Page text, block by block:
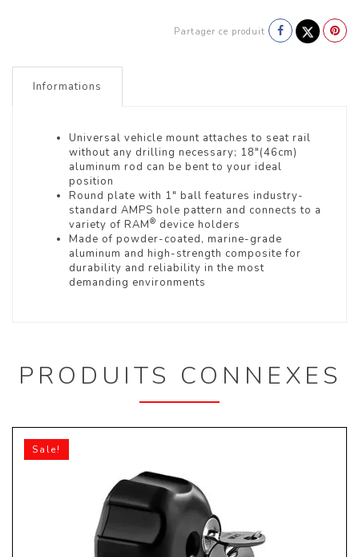
Partager ce produit
Informations
Universal vehicle mount attaches to seat rail
without any drilling necessary; 18"(46cm)
aluminum rod can be bent to your ideal
position
Round plate with 1" ball features industry-
standard AMPS hole pattern and connects to a
variety of RAM® device holders
Made of powder-coated, marine-grade
aluminum and high-strength composite for
durability and reliability in the most
demanding environments
PRODUITS CONNEXES
Sale!